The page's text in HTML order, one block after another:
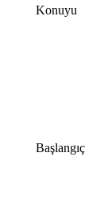
Konuyu
Başlangıç